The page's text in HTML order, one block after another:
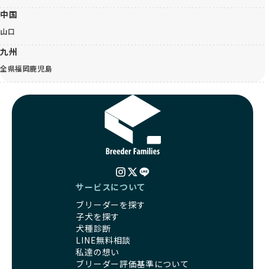
中国
山口
九州
全県福岡鹿児島
サービスについて
ブリーダーを探す
子犬を探す
犬種診断
LINE無料相談
私達の想い
ブリーダー評価基準について